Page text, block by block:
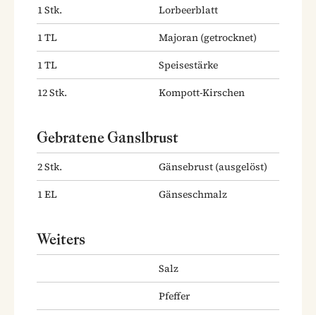
1Stk.
Lorbeerblatt
1TL Majoran (getrocknet)
1TL
Speisestärke
12Stk. Kompott-Kirschen
Gebratene Ganslbrust
2Stk. Gänsebrust (ausgelöst)
1EL Gänseschmalz
Weiters
Salz
Pfeffer